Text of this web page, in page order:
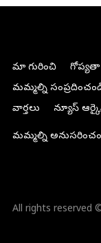
మా గురించి
మమ్మల్ని
వార్తలు
న్యూస్
మమ్మల్ని
All rights reserved